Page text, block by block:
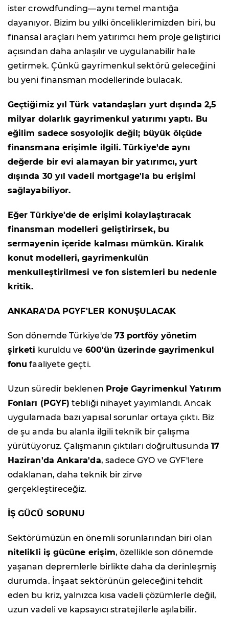
ister crowdfunding—aynı temel mantığa
dayanıyor. Bizim bu yılki önceliklerimizden biri, bu
finansal araçları hem yatırımcı hem proje geliştirici
açısından daha anlaşılır ve uygulanabilir hale
getirmek. Çünkü gayrimenkul sektörü geleceğini
bu yeni finansman modellerinde bulacak.
Geçtiğimiz yıl Türk vatandaşları yurt dışında 2,5
milyar dolarlık gayrimenkul yatırımı yaptı. Bu
eğilim sadece sosyolojik değil; büyük ölçüde
finansmana erişimle ilgili. Türkiye'de aynı
değerde bir evi alamayan bir yatırımcı, yurt
dışında 30 yıl vadeli mortgage'la bu erişimi
sağlayabiliyor.
Eğer Türkiye'de de erişimi kolaylaştıracak
finansman modelleri geliştirirsek, bu
sermayenin içeride kalması mümkün. Kiralık
konut modelleri, gayrimenkulün
menkulleştirilmesi ve fon sistemleri bu nedenle
kritik.
ANKARA'DA PGYF'LER KONUŞULACAK
Son dönemde Türkiye'de 73 portföy yönetim
şirketi kuruldu ve 600'ün üzerinde gayrimenkul
fonu faaliyete geçti.
Uzun süredir beklenen Proje Gayrimenkul Yatırım
Fonları (PGYF) tebliği nihayet yayımlandı. Ancak
uygulamada bazı yapısal sorunlar ortaya çıktı. Biz
de şu anda bu alanla ilgili teknik bir çalışma
yürütüyoruz. Çalışmanın çıktıları doğrultusunda 17
Haziran'da Ankara'da, sadece GYO ve GYF'lere
odaklanan, daha teknik bir zirve
gerçekleştireceğiz.
İŞ GÜCÜ SORUNU
Sektörümüzün en önemli sorunlarından biri olan
nitelikli iş gücüne erişim, özellikle son dönemde
yaşanan depremlerle birlikte daha da derinleşmiş
durumda. İnşaat sektörünün geleceğini tehdit
eden bu kriz, yalnızca kısa vadeli çözümlerle değil,
uzun vadeli ve kapsayıcı stratejilerle aşılabilir.